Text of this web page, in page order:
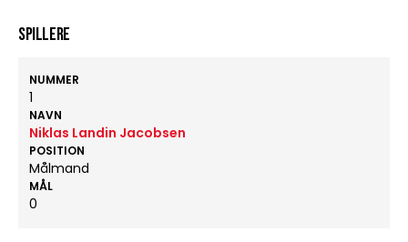
Spillere
NUMMER
1
NAVN
Niklas Landin Jacobsen
POSITION
Målmand
MÅL
0